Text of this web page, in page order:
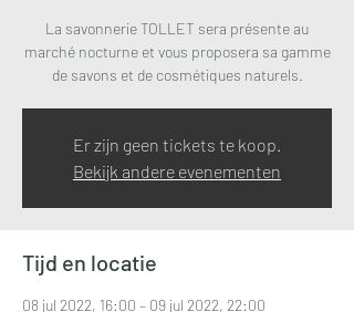
La savonnerie TOLLET sera présente au
marché nocturne et vous proposera sa gamme
de savons et de cosmétiques naturels.
Er zijn geen tickets te koop.
Bekijk andere evenementen
Tijd en locatie
08 jul 2022, 16:00 – 09 jul 2022, 22:00